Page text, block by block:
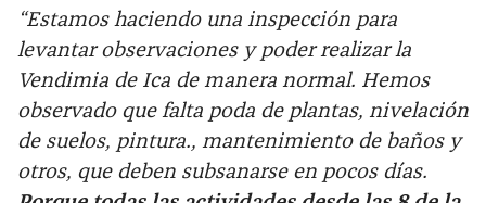
“Estamos haciendo una inspección para
levantar observaciones y poder realizar la
Vendimia de Ica de manera normal. Hemos
observado que falta poda de plantas, nivelación
de suelos, pintura., mantenimiento de baños y
otros, que deben subsanarse en pocos días.